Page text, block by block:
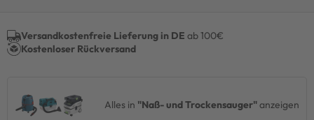
Versandkostenfreie Lieferung in DE ab 100€
Kostenloser Rückversand
Alles in "Naß- und Trockensauger"anzeigen